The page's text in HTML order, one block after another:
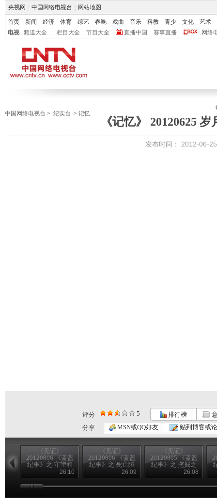
央视网 中国网络电视台 网站地图
首页 新闻 经济 体育 综艺 春晚 戏曲 音乐 科教 青少 文化
艺术
电视
频道大全 栏目大全 节目大全 直播中国 赛事直播 网络
中国网络电视台 > 纪实台 > 记忆
《记忆》 20120625
发布时间： 2012-06-
评分 5 排行榜
分享
MSN或QQ好友 贴到博客或
《见证》
20120806 《蓝盔
纪事》之 守望和
26:10
《见证》
20120806 《蓝盔
纪事》之 死亡陷
26:09
《见证》
20120805 《蓝盔
纪事》之 挖掘之
26:08